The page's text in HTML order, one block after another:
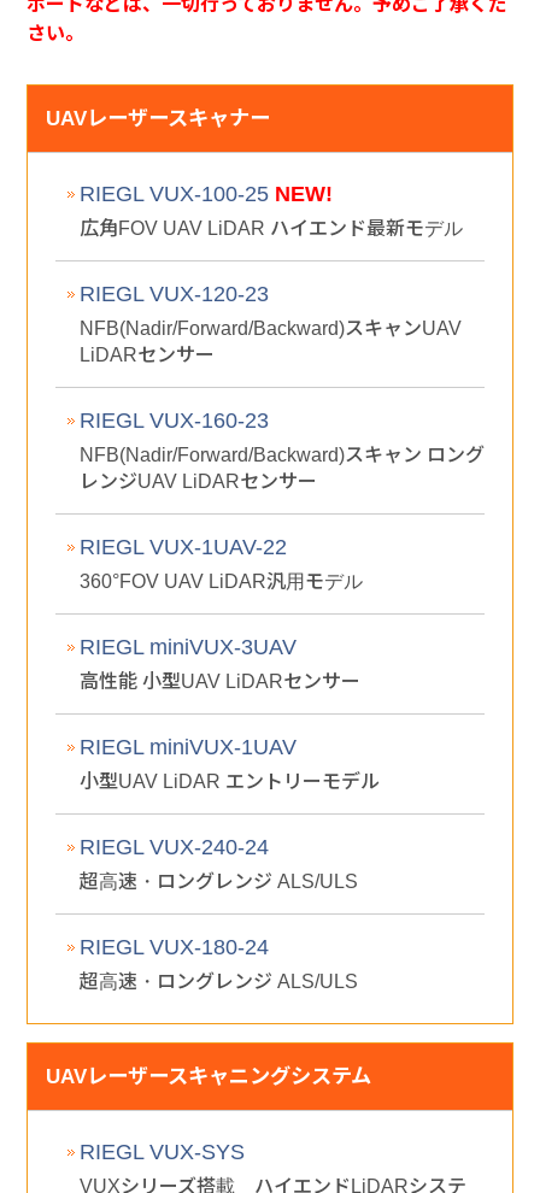
さい。
UAVレーザースキャナー
RIEGL VUX-100-25 NEW!
広角FOV UAV LiDAR ハイエンド最新モデル
RIEGL VUX-120-23
NFB(Nadir/Forward/Backward)スキャンUAV
LiDARセンサー
RIEGL VUX-160-23
NFB(Nadir/Forward/Backward)スキャン ロング
レンジUAV LiDARセンサー
RIEGL VUX-1UAV-22
360°FOV UAV LiDAR汎用モデル
RIEGL miniVUX-3UAV
高性能 小型UAV LiDARセンサー
RIEGL miniVUX-1UAV
小型UAV LiDAR エントリーモデル
RIEGL VUX-240-24
超高速・ロングレンジ ALS/ULS
RIEGL VUX-180-24
超高速・ロングレンジ ALS/ULS
UAVレーザースキャニングシステム
RIEGL VUX-SYS
VUXシリーズ搭載 ハイエンドLiDARシステ